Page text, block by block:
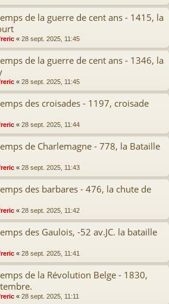
de la guerre de cent ans - 1415, la
« 28 sept. 2025, 11:45
de la guerre de cent ans - 1346, la
« 28 sept. 2025, 11:45
des croisades - 1197, croisade
« 28 sept. 2025, 11:44
de Charlemagne - 778, la Bataille
« 28 sept. 2025, 11:43
des barbares - 476, la chute de
« 28 sept. 2025, 11:42
des Gaulois, -52 av.JC. la bataille
« 28 sept. 2025, 11:41
de la Révolution Belge - 1830,
« 28 sept. 2025, 11:11